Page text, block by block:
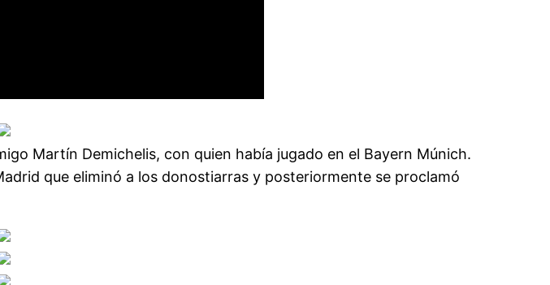
Martín Demichelis, con quien había jugado en el Bayern Múnich.
que eliminó a los donostiarras y posteriormente se proclamó